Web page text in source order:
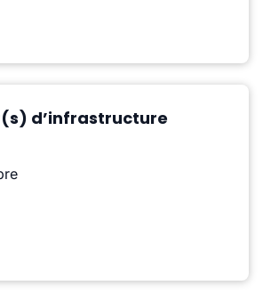
d’infrastructure